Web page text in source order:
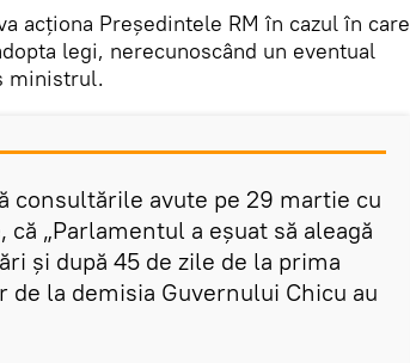
acționa Președintele RM în cazul în care
legi, nerecunoscând un eventual
ministrul.
consultările avute pe 29 martie cu
„Parlamentul a eșuat să aleagă
și după 45 de zile de la prima
la demisia Guvernului Chicu au